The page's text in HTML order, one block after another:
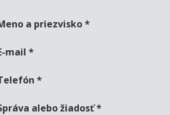
a priezvisko*
mail *
*
alebo žiadosť*